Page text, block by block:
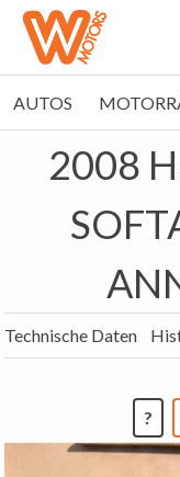
AUTOS
2008
Technische Daten
?